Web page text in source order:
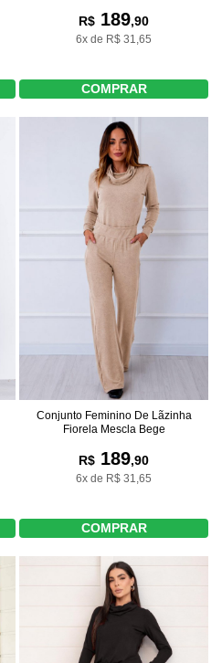
R$ 189,90
6x de R$ 31,65
COMPRAR
Conjunto Feminino De Lãzinha
Fiorela Mescla Bege
R$ 189,90
6x de R$ 31,65
COMPRAR